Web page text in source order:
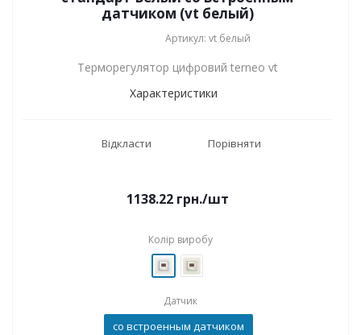
датчиком (vt белый)
Артикул: vt белый
Терморегулятор цифровий terneo vt
Характеристики
Відкласти Порівняти
1138.22 грн./шт
Колір виробу
Датчик
со встроенным датчиком